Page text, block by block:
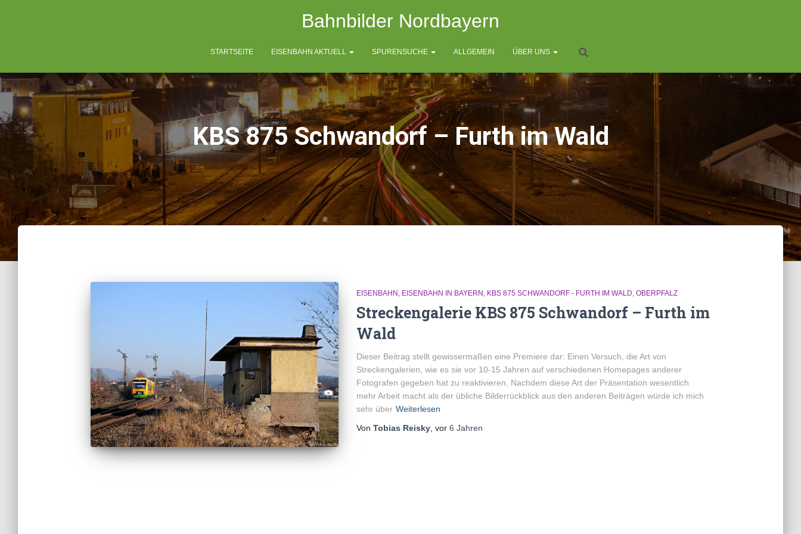
Bahnbilder Nordbayern
STARTSEITE EISENBAHN AKTUELL SPURENSUCHE ALLGEMEIN ÜBER UNS
KBS 875 Schwandorf – Furth im Wald
EISENBAHN EISENBAHN IN BAYERN KBS 875 SCHWANDORF - FURTH IM WALD OBERPFALZ
Streckengalerie KBS 875 Schwandorf – Furth im
Wald
Dieser Beitrag stellt gewissermaßen eine Premiere dar: Einen Versuch, die Art von
Streckengalerien, wie es sie vor 10-15 Jahren auf verschiedenen Homepages anderer
Fotografen gegeben hat zu reaktivieren. Nachdem diese Art der Präsentation wesentlich
mehr Arbeit macht als der übliche Bilderrückblick aus den anderen Beiträgen würde ich mich
sehr über Weiterlesen
Von Tobias Reisky, vor 6 Jahren